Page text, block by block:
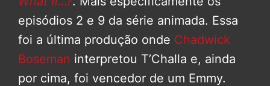
episódios 2 e 9 da série animada. Essa
foi a última produção onde Chadwick
Boseman interpretou T’Challa e, ainda
por cima, foi vencedor de um Emmy.